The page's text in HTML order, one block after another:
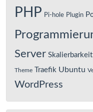
PHP Pi-hole Plugin
Server Skalierbarkeit
Theme Traefik Ubuntu
WordPress